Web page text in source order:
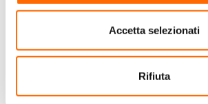
Accetta selezionati
Rifiuta
Il DDI dell'inverter deve intervenire a
Submitted by Socrate1 on Ven, 31/10/2025 - 19:48
-1